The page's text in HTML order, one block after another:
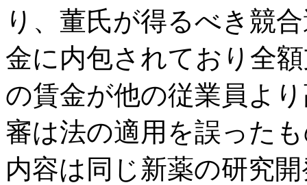
り、董氏が得るべき競
金に内包されており全
の賃金が他の従業員よ
審は法の適用を誤った
内容は同じ新薬の研究